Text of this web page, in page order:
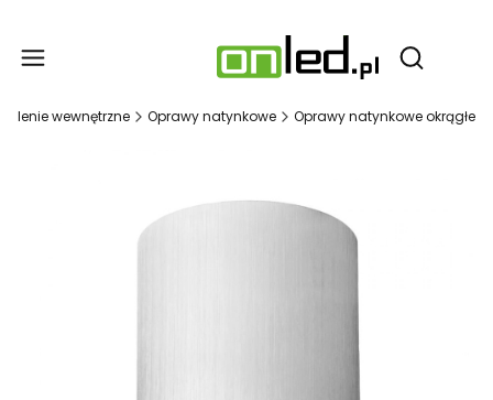
Otwórz
wewnętrzne Oprawy natynkowe Oprawy natynkowe okrągłe